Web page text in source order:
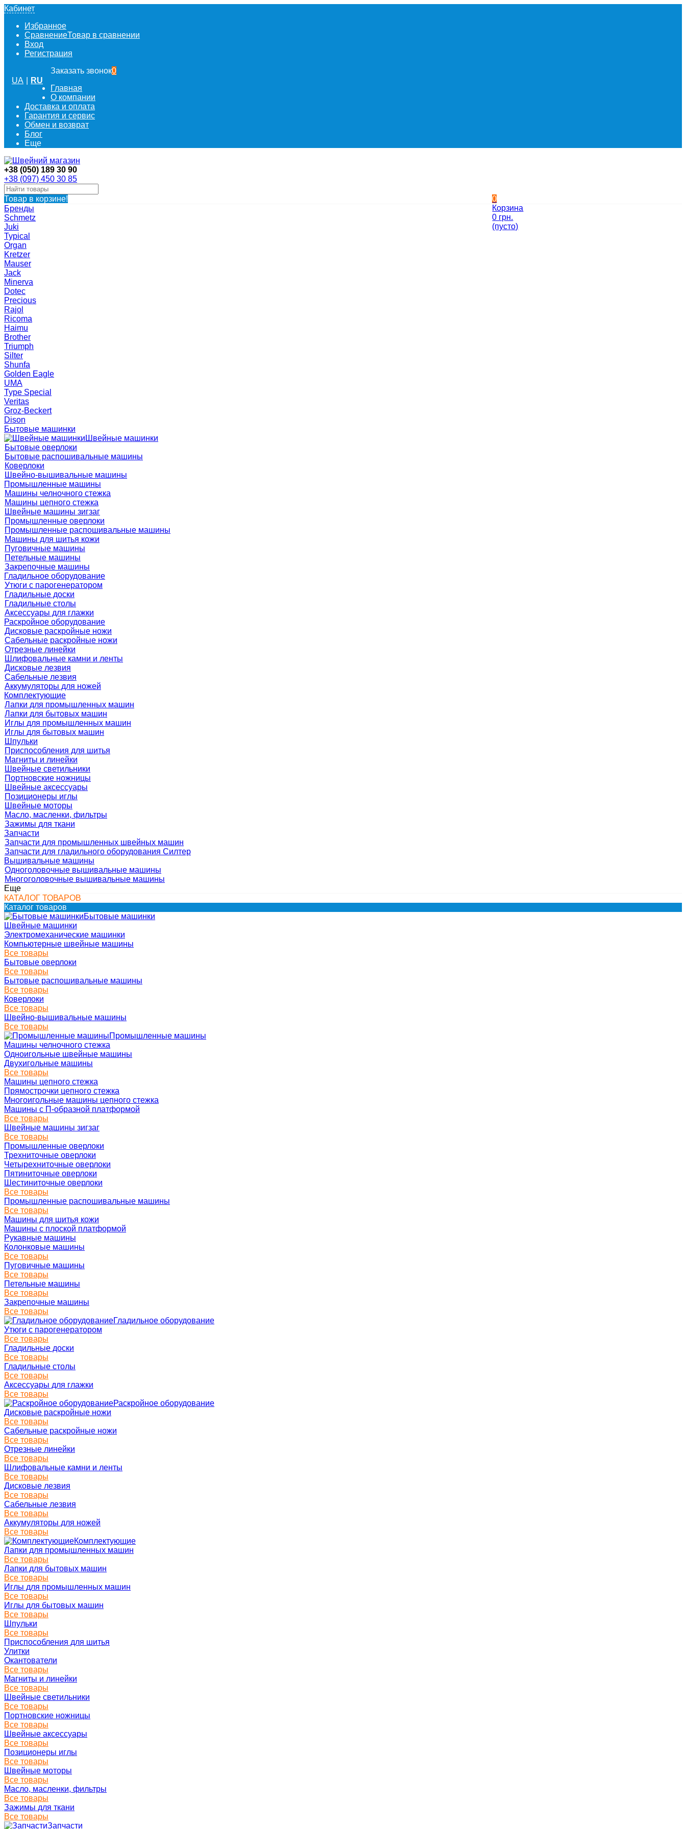
Кабинет
Избранное
СравнениеТовар в сравнении
Вход
Регистрация
Заказать звонок
UA
RU
0
Главная
О компании
Доставка и оплата
Гарантия и сервис
Обмен и возврат
Блог
Еще
+38 (050) 189 30 90
+38 (097) 450 30 85
0
Корзина
0 грн.
(пусто)
Товар в корзине!
Бренды
Schmetz
Juki
Typical
Organ
Kretzer
Mauser
Jack
Minerva
Dotec
Precious
Rajol
Ricoma
Haimu
Brother
Triumph
Silter
Shunfa
Golden Eagle
UMA
Type Special
Veritas
Groz-Beckert
Dison
Бытовые машинки
Швейные машинки
Бытовые оверлоки
Бытовые распошивальные машины
Коверлоки
Швейно-вышивальные машины
Промышленные машины
Машины челночного стежка
Машины цепного стежка
Швейные машины зигзаг
Промышленные оверлоки
Промышленные распошивальные машины
Машины для шитья кожи
Пуговичные машины
Петельные машины
Закрепочные машины
Гладильное оборудование
Утюги с парогенератором
Гладильные доски
Гладильные столы
Аксессуары для глажки
Раскройное оборудование
Дисковые раскройные ножи
Сабельные раскройные ножи
Отрезные линейки
Шлифовальные камни и ленты
Дисковые лезвия
Сабельные лезвия
Аккумуляторы для ножей
Комплектующие
Лапки для промышленных машин
Лапки для бытовых машин
Иглы для промышленных машин
Иглы для бытовых машин
Шпульки
Приспособления для шитья
Магниты и линейки
Швейные светильники
Портновские ножницы
Швейные аксессуары
Позиционеры иглы
Швейные моторы
Масло, масленки, фильтры
Зажимы для ткани
Запчасти
Запчасти для промышленных швейных машин
Запчасти для гладильного оборудования Силтер
Вышивальные машины
Одноголовочные вышивальные машины
Многоголовочные вышивальные машины
Еще
КАТАЛОГ ТОВАРОВ
Каталог товаров
Бытовые машинки
Швейные машинки
Электромеханические машинки
Компьютерные швейные машины
Все товары
Бытовые оверлоки
Все товары
Бытовые распошивальные машины
Все товары
Коверлоки
Все товары
Швейно-вышивальные машины
Все товары
Промышленные машины
Машины челночного стежка
Одноигольные швейные машины
Двухигольные машины
Все товары
Машины цепного стежка
Прямострочки цепного стежка
Многоигольные машины цепного стежка
Машины с П-образной платформой
Все товары
Швейные машины зигзаг
Все товары
Промышленные оверлоки
Трехниточные оверлоки
Четырехниточные оверлоки
Пятиниточные оверлоки
Шестиниточные оверлоки
Все товары
Промышленные распошивальные машины
Все товары
Машины для шитья кожи
Машины с плоской платформой
Рукавные машины
Колонковые машины
Все товары
Пуговичные машины
Все товары
Петельные машины
Все товары
Закрепочные машины
Все товары
Гладильное оборудование
Утюги с парогенератором
Все товары
Гладильные доски
Все товары
Гладильные столы
Все товары
Аксессуары для глажки
Все товары
Раскройное оборудование
Дисковые раскройные ножи
Все товары
Сабельные раскройные ножи
Все товары
Отрезные линейки
Все товары
Шлифовальные камни и ленты
Все товары
Дисковые лезвия
Все товары
Сабельные лезвия
Все товары
Аккумуляторы для ножей
Все товары
Комплектующие
Лапки для промышленных машин
Все товары
Лапки для бытовых машин
Все товары
Иглы для промышленных машин
Все товары
Иглы для бытовых машин
Все товары
Шпульки
Все товары
Приспособления для шитья
Улитки
Окантователи
Все товары
Магниты и линейки
Все товары
Швейные светильники
Все товары
Портновские ножницы
Все товары
Швейные аксессуары
Все товары
Позиционеры иглы
Все товары
Швейные моторы
Все товары
Масло, масленки, фильтры
Все товары
Зажимы для ткани
Все товары
Запчасти